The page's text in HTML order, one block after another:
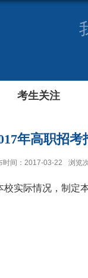
考生关注
年高职招考
时间：2017-03-22 浏览
实际情况，制定本